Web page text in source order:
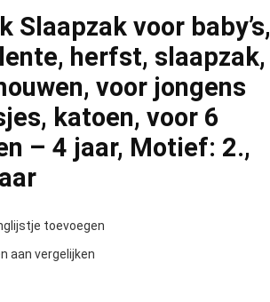
Slaapzak voor baby’s,
herfst, slaapzak,
voor jongens
katoen, voor 6
– 4 jaar, Motief: 2.,
toevoegen
aan vergelijken